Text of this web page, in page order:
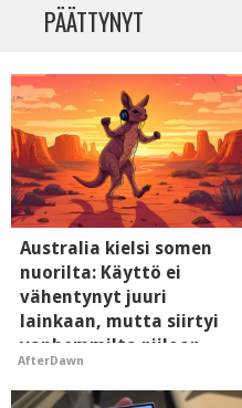
PÄÄTTYNYT
Australia kielsi somen
nuorilta: Käyttö ei
vähentynyt juuri
lainkaan, mutta siirtyi
vanhemmilta piiloon
AfterDawn